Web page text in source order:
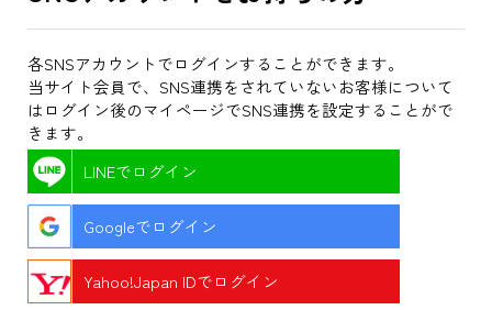
各SNSアカウントでログインすることができます。
当サイト会員で、SNS連携をされていないお客様について
はログイン後のマイページでSNS連携を設定することがで
きます。
LINEでログイン
Googleでログイン
Yahoo!Japan IDでログイン